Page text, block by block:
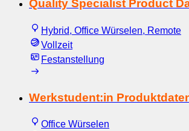
Quality Specialist Product
Hybrid, Office Würselen, Remote
Vollzeit
Festanstellung
Werkstudent:in
Office Würselen